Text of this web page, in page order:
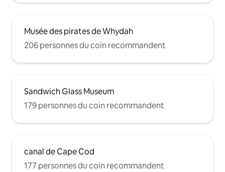
Musée des pirates de Whydah
206 personnes du coin recommandent
Sandwich Glass Museum
179 personnes du coin recommandent
canal de Cape Cod
177 personnes du coin recommandent